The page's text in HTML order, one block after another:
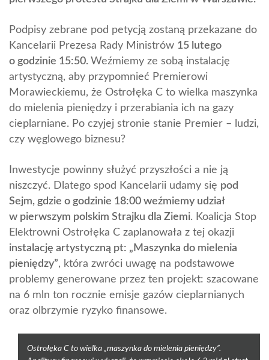
Podpisy zebrane pod petycją zostaną przekazane do
Kancelarii Prezesa Rady Ministrów 15 lutego
o godzinie 15:50. Weźmiemy ze sobą instalację
artystyczną, aby przypomnieć Premierowi
Morawieckiemu, że Ostrołęka C to wielka maszynka
do mielenia pieniędzy i przerabiania ich na gazy
cieplarniane. Po czyjej stronie stanie Premier – ludzi,
czy węglowego biznesu?
Inwestycje powinny służyć przyszłości a nie ją
niszczyć. Dlatego spod Kancelarii udamy się pod
Sejm, gdzie o godzinie 18:00 weźmiemy udział
w pierwszym polskim Strajku dla Ziemi. Koalicja Stop
Elektrowni Ostrołęka C zaplanowała z tej okazji
instalację artystyczną pt: „Maszynka do mielenia
pieniędzy”, która zwróci uwagę na podstawowe
problemy generowane przez ten projekt: szacowane
na 6 mln ton rocznie emisje gazów cieplarnianych
oraz olbrzymie ryzyko finansowe.
Ostrołęka C to wielka „maszynka do mielenia pieniędzy”.